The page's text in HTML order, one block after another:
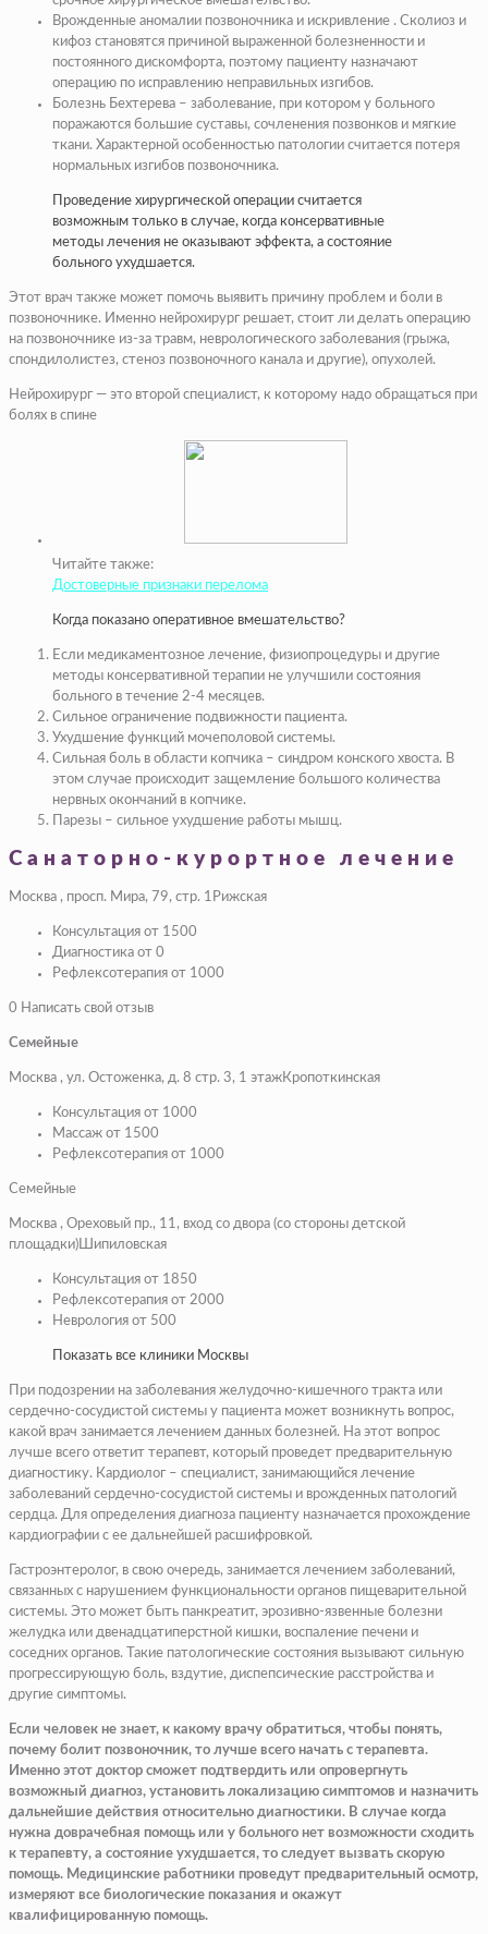
Врожденные аномалии позвоночника и искривление . Сколиоз и
кифоз становятся причиной выраженной болезненности и
постоянного дискомфорта, поэтому пациенту назначают
операцию по исправлению неправильных изгибов.
Болезнь Бехтерева – заболевание, при котором у больного
поражаются большие суставы, сочленения позвонков и мягкие
ткани. Характерной особенностью патологии считается потеря
нормальных изгибов позвоночника.
Проведение хирургической операции считается
возможным только в случае, когда консервативные
методы лечения не оказывают эффекта, а состояние
больного ухудшается.
Этот врач также может помочь выявить причину проблем и боли в
позвоночнике. Именно нейрохирург решает, стоит ли делать операцию
на позвоночнике из-за травм, неврологического заболевания (грыжа,
спондилолистез, стеноз позвоночного канала и другие), опухолей.
Нейрохирург — это второй специалист, к которому надо обращаться при
болях в спине
Читайте также:
Достоверные признаки перелома
Когда показано оперативное вмешательство?
Если медикаментозное лечение, физиопроцедуры и другие
методы консервативной терапии не улучшили состояния
больного в течение 2-4 месяцев.
Сильное ограничение подвижности пациента.
Ухудшение функций мочеполовой системы.
Сильная боль в области копчика – синдром конского хвоста. В
этом случае происходит защемление большого количества
нервных окончаний в копчике.
Парезы – сильное ухудшение работы мышц.
Санаторно-курортное лечение
Москва , просп. Мира, 79, стр. 1Рижская
Консультация от 1500
Диагностика от 0
Рефлексотерапия от 1000
0 Написать свой отзыв
Семейные
Москва , ул. Остоженка, д. 8 стр. 3, 1 этажКропоткинская
Консультация от 1000
Массаж от 1500
Рефлексотерапия от 1000
Семейные
Москва , Ореховый пр., 11, вход со двора (со стороны детской
площадки)Шипиловская
Консультация от 1850
Рефлексотерапия от 2000
Неврология от 500
Показать все клиники Москвы
При подозрении на заболевания желудочно-кишечного тракта или
сердечно-сосудистой системы у пациента может возникнуть вопрос,
какой врач занимается лечением данных болезней. На этот вопрос
лучше всего ответит терапевт, который проведет предварительную
диагностику. Кардиолог – специалист, занимающийся лечение
заболеваний сердечно-сосудистой системы и врожденных патологий
сердца. Для определения диагноза пациенту назначается прохождение
кардиографии с ее дальнейшей расшифровкой.
Гастроэнтеролог, в свою очередь, занимается лечением заболеваний,
связанных с нарушением функциональности органов пищеварительной
системы. Это может быть панкреатит, эрозивно-язвенные болезни
желудка или двенадцатиперстной кишки, воспаление печени и
соседних органов. Такие патологические состояния вызывают сильную
прогрессирующую боль, вздутие, диспепсические расстройства и
другие симптомы.
Если человек не знает, к какому врачу обратиться, чтобы понять,
почему болит позвоночник, то лучше всего начать с терапевта.
Именно этот доктор сможет подтвердить или опровергнуть
возможный диагноз, установить локализацию симптомов и назначить
дальнейшие действия относительно диагностики. В случае когда
нужна доврачебная помощь или у больного нет возможности сходить
к терапевту, а состояние ухудшается, то следует вызвать скорую
помощь. Медицинские работники проведут предварительный осмотр,
измеряют все биологические показания и окажут
квалифицированную помощь.